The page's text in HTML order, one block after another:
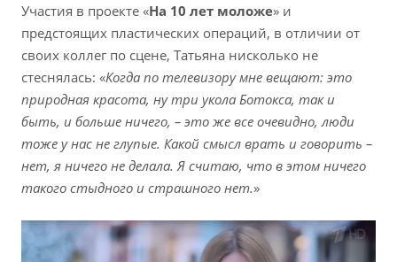
Участия в проекте «На 10 лет моложе» и
предстоящих пластических операций, в отличии от
своих коллег по сцене, Татьяна нисколько не
стеснялась: «Когда по телевизору мне вещают: это
природная красота, ну три укола Ботокса, так и
быть, и больше ничего, – это же все очевидно, люди
тоже у нас не глупые. Какой смысл врать и говорить –
нет, я ничего не делала. Я считаю, что в этом ничего
такого стыдного и страшного нет.»